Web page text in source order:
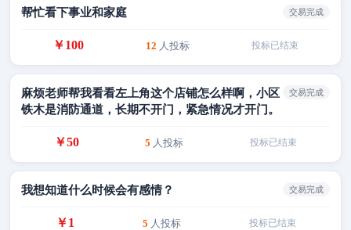
帮忙看下事业和家庭 交易完成
￥100 12 人投标 投标已结束
麻烦老师帮我看看左上角这个店铺怎么样啊，小区
铁木是消防通道，长期不开门，紧急情况才开门。
交易完成
￥50 5 人投标 投标已结束
我想知道什么时候会有感情？ 交易完成
￥1 5 人投标 投标已结束